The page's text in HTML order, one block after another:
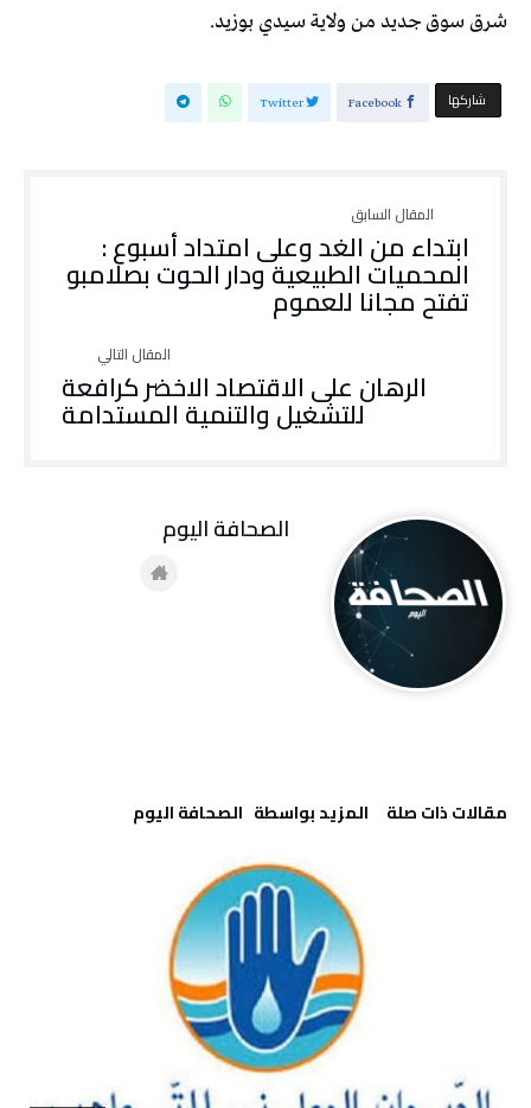
شرق سوق جديد من ولاية سيدي بوزيد.
‫‫ شاركها‬ Facebook
Twitter
ابتداء من الغد وعلى امتداد أسبوع :
المحميات الطبيعية ودار الحوت بصلامبو
تفتح مجانا للعموم
الرهان على الاقتصاد الاخضر كرافعة
للتشغيل والتنمية المستدامة
‫مقالات ذات صلة‬ ‫‫المزيد بواسطة‬ ‬ ‭ ‬الصحافة‭ ‬اليوم